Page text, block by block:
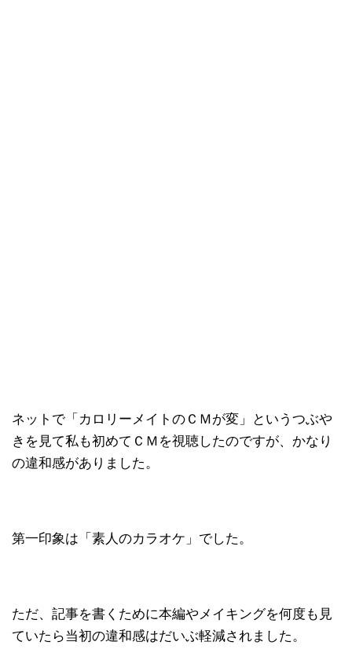
ネットで「カロリーメイトのＣＭが変」というつぶや
きを見て私も初めてＣＭを視聴したのですが、かなり
の違和感がありました。
第一印象は「素人のカラオケ」でした。
ただ、記事を書くために本編やメイキングを何度も見
ていたら当初の違和感はだいぶ軽減されました。